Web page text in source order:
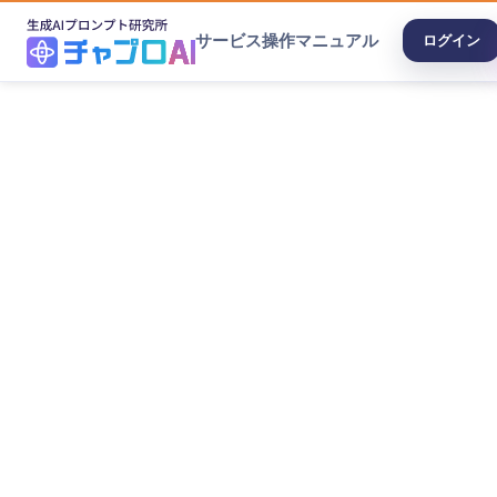
サービス操作マニュアル ログイン